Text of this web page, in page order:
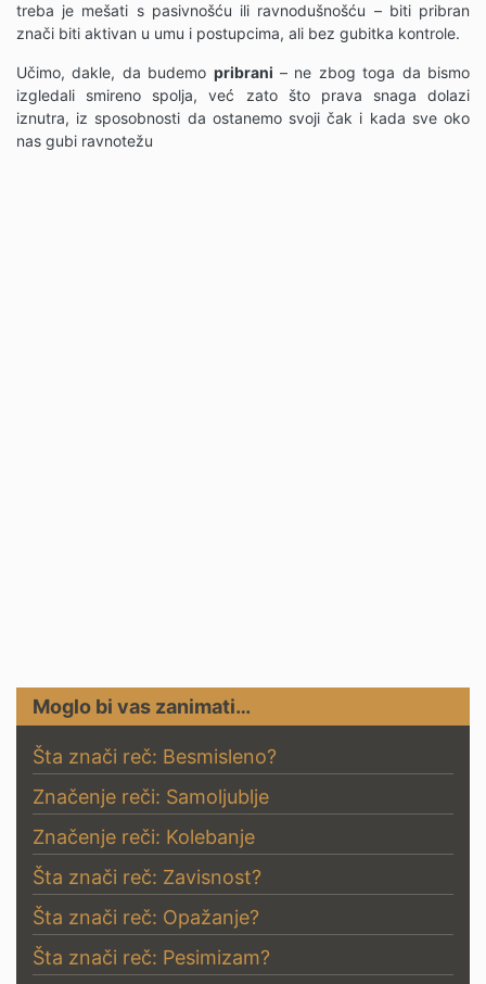
treba je mešati s pasivnošću ili ravnodušnošću – biti pribran
znači biti aktivan u umu i postupcima, ali bez gubitka kontrole.
Učimo, dakle, da budemo pribrani – ne zbog toga da bismo
izgledali smireno spolja, već zato što prava snaga dolazi
iznutra, iz sposobnosti da ostanemo svoji čak i kada sve oko
nas gubi ravnotežu
Moglo bi vas zanimati…
Šta znači reč: Besmisleno?
Značenje reči: Samoljublje
Značenje reči: Kolebanje
Šta znači reč: Zavisnost?
Šta znači reč: Opažanje?
Šta znači reč: Pesimizam?